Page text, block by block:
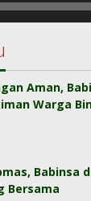
Aman,
Warga
Babinsa
Bersama